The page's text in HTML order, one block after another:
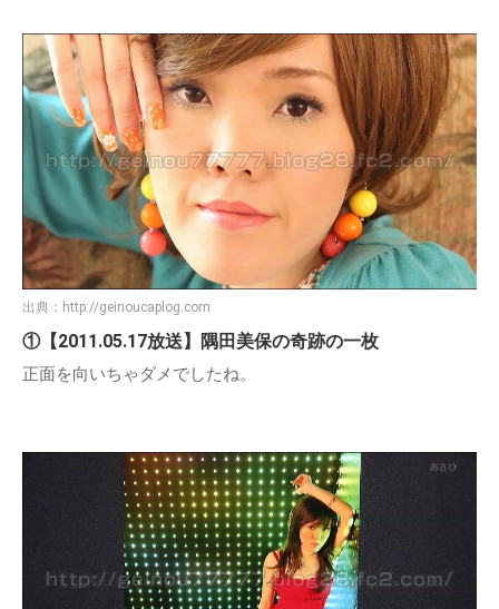
出典： http://geinoucaplog.com
①【2011.05.17放送】隅田美保の奇跡の一枚
正面を向いちゃダメでしたね。